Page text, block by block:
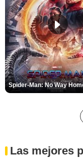
Spider-Man: No Way
Las mejores